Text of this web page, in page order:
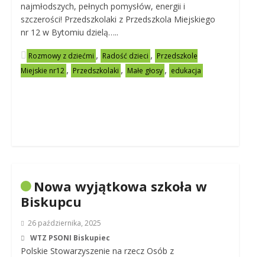
najmłodszych, pełnych pomysłów, energii i
szczerości! Przedszkolaki z Przedszkola Miejskiego
nr 12 w Bytomiu dzielą…..
Rozmowy z dziećmi , Radość dzieci , Przedszkole
Miejskie nr12 , Przedszkolaki , Małe głosy , edukacja
Nowa wyjątkowa szkoła w
Biskupcu
26 października, 2025
WTZ PSONI Biskupiec
Polskie Stowarzyszenie na rzecz Osób z